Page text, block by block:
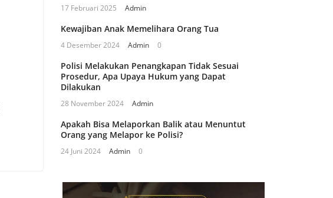
17 Februari 2025 Admin
Kewajiban Anak Memelihara Orang Tua
4 Desember 2024 Admin 0
Polisi Melakukan Penangkapan Tidak Sesuai
Prosedur, Apa Upaya Hukum yang Dapat
Dilakukan
28 November 2024 Admin
Apakah Bisa Melaporkan Balik atau Menuntut
Orang yang Melapor ke Polisi?
24 Juni 2024 Admin 0